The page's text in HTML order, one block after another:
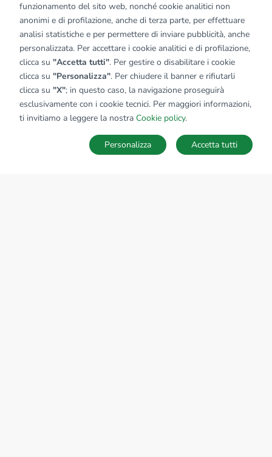
SALVA RICERCA
funzionamento del sito web, nonché cookie analitici non
anonimi e di profilazione, anche di terza parte, per effettuare
analisi statistiche e per permettere di inviare pubblicità, anche
personalizzata. Per accettare i cookie analitici e di profilazione,
clicca su "Accetta tutti". Per gestire o disabilitare i cookie
clicca su "Personalizza". Per chiudere il banner e rifiutarli
clicca su "X"; in questo caso, la navigazione proseguirà
esclusivamente con i cookie tecnici. Per maggiori informazioni,
ti invitiamo a leggere la nostra Cookie policy.
Accetta tutti
Personalizza